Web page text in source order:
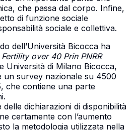
che passa dal corpo. Infine,
di funzione sociale
sociale e collettiva.
dell’Università Bicocca ha
Fertility over 40 Prin PNRR
Università di Milano Bicocca,
un survey nazionale su 4500
che contiene una parte
dichiarazioni di disponibilità
certamente con l’aumento
la metodologia utilizzata nella